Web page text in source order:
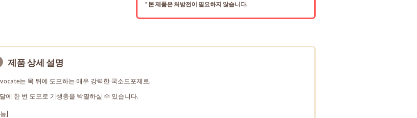
* 본 제품은 처방전이 필요하지 않습니다.
제품 상세 설명
는 목 뒤에 도포하는 매우 강력한 국소도포제로,
에 한 번 도포로 기생충을 박멸하실 수 있습니다.
]